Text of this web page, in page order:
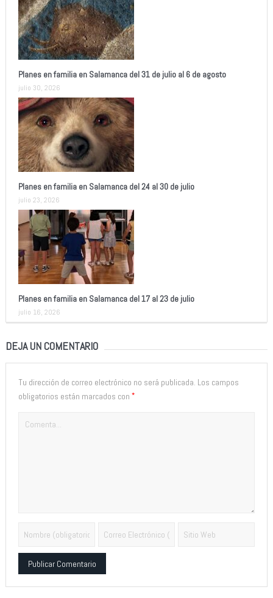
Planes en familia en Salamanca del 31 de julio al 6 de agosto
julio 30, 2026
Planes en familia en Salamanca del 24 al 30 de julio
julio 23, 2026
Planes en familia en Salamanca del 17 al 23 de julio
julio 16, 2026
DEJA UN COMENTARIO
Tu dirección de correo electrónico no será publicada. Los campos
obligatorios están marcados con *